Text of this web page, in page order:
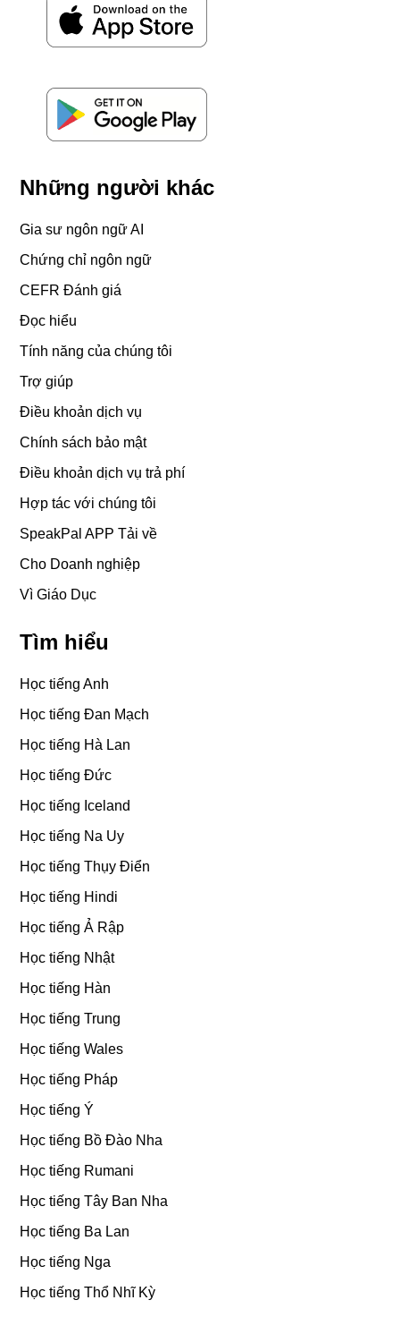
Những người khác
Gia sư ngôn ngữ AI
Chứng chỉ ngôn ngữ
CEFR Đánh giá
Đọc hiểu
Tính năng của chúng tôi
Trợ giúp
Điều khoản dịch vụ
Chính sách bảo mật
Điều khoản dịch vụ trả phí
Hợp tác với chúng tôi
SpeakPal APP Tải về
Cho Doanh nghiệp
Vì Giáo Dục
Tìm hiểu
Học tiếng Anh
Học tiếng Đan Mạch
Học tiếng Hà Lan
Học tiếng Đức
Học tiếng Iceland
Học tiếng Na Uy
Học tiếng Thụy Điển
Học tiếng Hindi
Học tiếng Ả Rập
Học tiếng Nhật
Học tiếng Hàn
Học tiếng Trung
Học tiếng Wales
Học tiếng Pháp
Học tiếng Ý
Học tiếng Bồ Đào Nha
Học tiếng Rumani
Học tiếng Tây Ban Nha
Học tiếng Ba Lan
Học tiếng Nga
Học tiếng Thổ Nhĩ Kỳ